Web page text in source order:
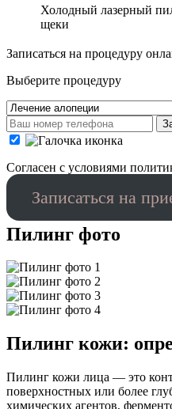
Холодный лазерный
щеки
Записаться на процедуру
Выберите процедуру
Cогласен с условиями
Записаться на
Пилинг фото
Пилинг кожи:
Пилинг кожи лица — это
поверхностных или более
химических агентов,